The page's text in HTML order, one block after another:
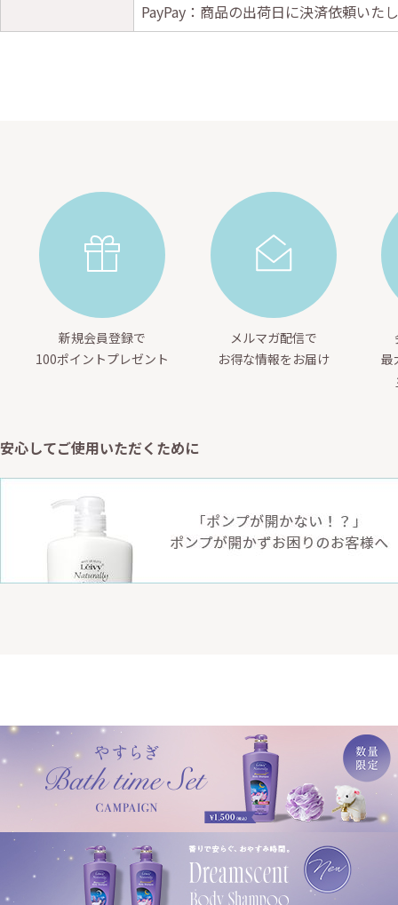
PayPay：商品の出荷日に決済依頼いた
新規会員登録で
100ポイントプレゼント
メルマガ配信で
お得な情報をお届け
最
安心してご使用いただくために